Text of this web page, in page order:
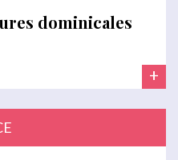
dominicales
+